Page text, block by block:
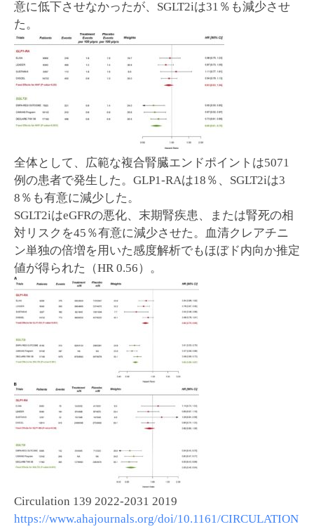
意に低下させなかったが、SGLT2iは31％も減少させ
た。
全体として、広範な複合腎臓エンドポイントは5071
例の患者で発生した。GLP1-RAは18％、SGLT2iは3
8％も有意に減少した。
SGLT2iはeGFRの悪化、末期腎疾患、または腎死の相
対リスクを45％有意に減少させた。血清クレアチニ
ン単独の倍増を用いた感度解析でもほぼド内向か推定
値が得られた（HR 0.56）。
Circulation 139 2022-2031 2019
https://www.ahajournals.org/doi/10.1161/CIRCULATION